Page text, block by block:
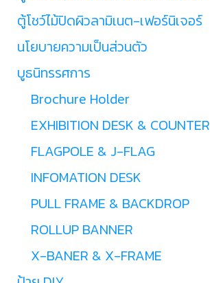
ตู้โชว์ไม้ปิดผิวลามิเนต-เฟอร์นิเจอร์
นโยบายความเป็นส่วนตัว
บูธนิทรรศการ
Brochure Holder
EXHIBITION DESK & COUNTER
FLAGPOLE & J-FLAG
INFOMATION DESK
PULL FRAME & BACKDROP
ROLLUP BANNER
X-BANER & X-FRAME